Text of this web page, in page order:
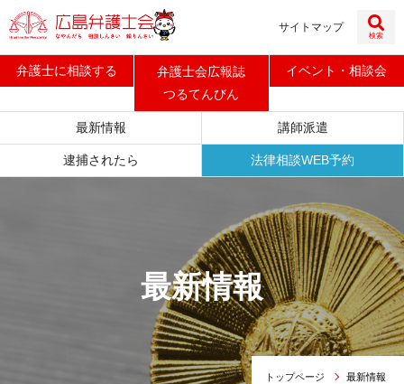
サイトマップ
検索
弁護士に相談する
弁護士会広報誌
つるてんびん
イベント ・相談会
最新情報 講師派遣
逮捕されたら 法律相談WEB予約
最新情報
トップページ 最新情報